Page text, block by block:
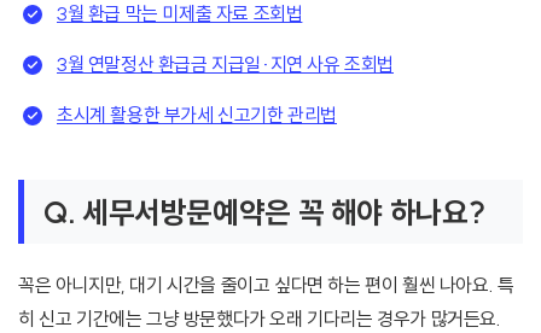
3월 환급 막는 미제출 자료 조회법
3월 연말정산 환급금 지급일·지연 사유 조회법
초시계 활용한 부가세 신고기한 관리법
Q. 세무서방문예약은 꼭 해야 하나요?
꼭은 아니지만, 대기 시간을 줄이고 싶다면 하는 편이 훨씬 나아요. 특
히 신고 기간에는 그냥 방문했다가 오래 기다리는 경우가 많거든요.